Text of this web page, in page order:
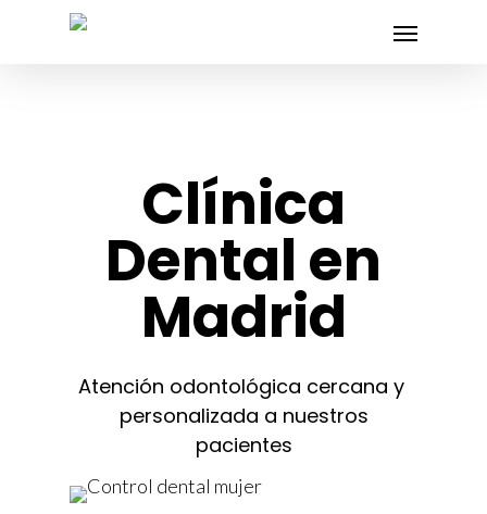
Menu
Clínica
Dental en
Madrid
Atención odontológica cercana y
personalizada a nuestros
pacientes